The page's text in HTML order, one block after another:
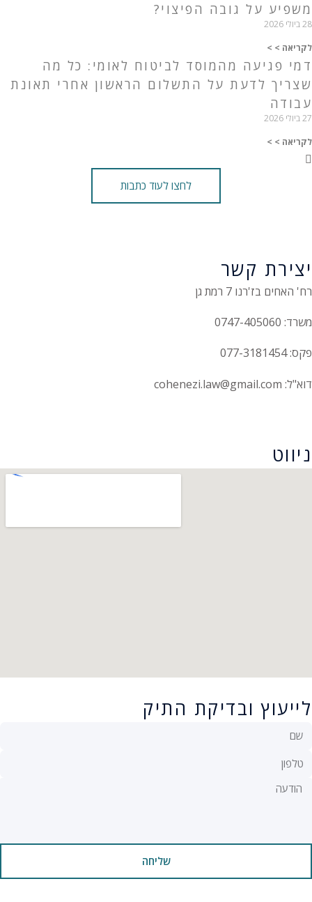
משפיע על גובה הפיצוי?
28 ביולי 2026
לקריאה > >
דמי פגיעה מהמוסד לביטוח לאומי: כל מה
שצריך לדעת על התשלום הראשון אחרי תאונת
עבודה
27 ביולי 2026
לקריאה > >
לחצו לעוד כתבות
יצירת קשר
רח' האחים בז'רנו 7 רמת גן
משרד: 0747-405060
פקס: 077-3181454
דוא"ל: cohenezi.law@gmail.com
ניווט
לייעוץ ובדיקת התיק
שליחה